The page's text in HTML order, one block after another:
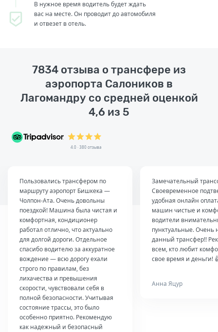
В нужное время водитель будет ждать
вас на месте. Он проводит до автомобиля
и отвезет в отель.
7834 отзыва о трансфере из
аэропорта Салоников в
Лагомандру со средней оценкой
4,6 из 5
4.0 · 380 отзыва
Пользовались трансфером по
маршруту аэропорт Бишкека —
Чолпон-Ата. Очень довольны
поездкой! Машина была чистая и
комфортная, кондиционер
работал отлично, что актуально
для долгой дороги. Отдельное
спасибо водителю за аккуратное
вождение — всю дорогу ехали
строго по правилам, без
лихачества и превышения
скорости, чувствовали себя в
полной безопасности. Учитывая
состояние трассы, это было
особенно приятно. Рекомендую
как надежный и безопасный
Замечательный
Своевременное
удобная онлайн
машин чистые и
водители
пунктуальные. Очень
данный трансфер!!
всем, кто любит
свое время и деньги!
Анна Яцур